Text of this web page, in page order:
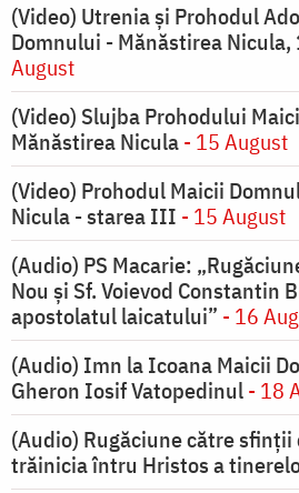
(Video) Utrenia și Prohodul
Domnului - Mănăstirea
August
(Video) Slujba Prohodului
Mănăstirea Nicula- 15 August
(Video) Prohodul Maicii
Nicula - starea III - 15 August
(Audio) PS Macarie:
Nou și Sf. Voievod Constantin
apostolatul laicatului” - 16
(Audio) Imn la Icoana Maicii
Gheron Iosif Vatopedinul- 18
(Audio) Rugăciune către
trăinicia întru Hristos a